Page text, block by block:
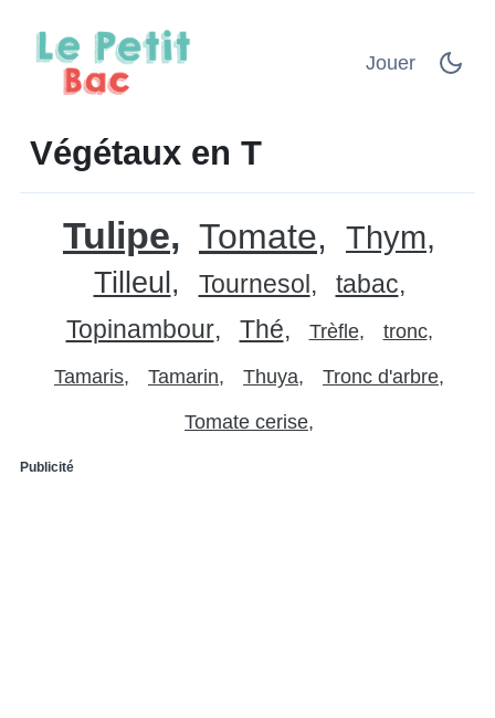
Jouer
Végétaux en T
Tulipe Tomate Thym
Tilleul Tournesol
tabac
Topinambour
Thé Trèfle tronc
Tamaris Tamarin Thuya Tronc d'arbre
Tomate cerise
Publicité